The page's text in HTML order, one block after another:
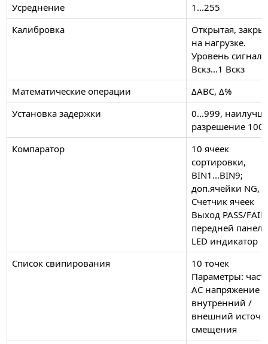
Усреднение
1...255
Калибровка
Открытая,
на нагрузке.
Уровень
Вскз...1 Вскз
Математические операции
ΔABC, Δ%
Установка задержки
0...999,
разрешение 100
Компаратор
10 ячеек
сортировки,
BIN1...BIN9;
доп.ячейки NG,
Счетчик ячеек
Выход PASS/FAIL
передней панели
LED индикатор
Список свипирования
10 точек
Параметры:
AC напряжение /
внутренний /
внешний
смещения